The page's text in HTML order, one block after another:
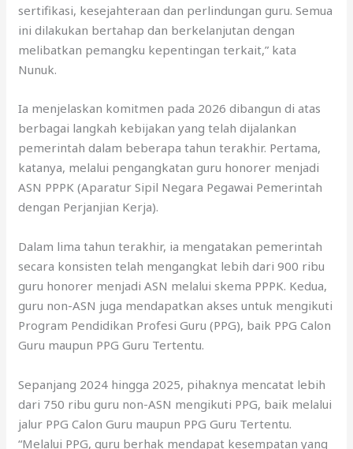
sertifikasi, kesejahteraan dan perlindungan guru. Semua
ini dilakukan bertahap dan berkelanjutan dengan
melibatkan pemangku kepentingan terkait,” kata
Nunuk.
Ia menjelaskan komitmen pada 2026 dibangun di atas
berbagai langkah kebijakan yang telah dijalankan
pemerintah dalam beberapa tahun terakhir. Pertama,
katanya, melalui pengangkatan guru honorer menjadi
ASN PPPK (Aparatur Sipil Negara Pegawai Pemerintah
dengan Perjanjian Kerja).
Dalam lima tahun terakhir, ia mengatakan pemerintah
secara konsisten telah mengangkat lebih dari 900 ribu
guru honorer menjadi ASN melalui skema PPPK. Kedua,
guru non-ASN juga mendapatkan akses untuk mengikuti
Program Pendidikan Profesi Guru (PPG), baik PPG Calon
Guru maupun PPG Guru Tertentu.
Sepanjang 2024 hingga 2025, pihaknya mencatat lebih
dari 750 ribu guru non-ASN mengikuti PPG, baik melalui
jalur PPG Calon Guru maupun PPG Guru Tertentu.
“Melalui PPG, guru berhak mendapat kesempatan yang